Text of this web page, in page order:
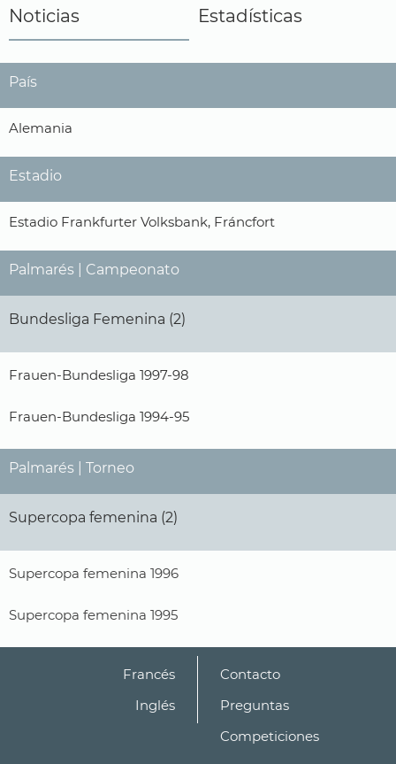
Noticias Estadísticas
País
Alemania
Estadio
Estadio Frankfurter Volksbank, Fráncfort
Palmarés | Campeonato
Bundesliga Femenina (2)
Frauen-Bundesliga 1997-98
Frauen-Bundesliga 1994-95
Palmarés | Torneo
Supercopa femenina (2)
Supercopa femenina 1996
Supercopa femenina 1995
Francés
Inglés
Contacto
Preguntas
Competiciones